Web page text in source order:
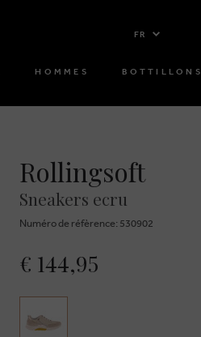
FR
HOMMES BOTTILLONS
Rollingsoft
Sneakers ecru
Numéro de réfèrence: 530902
€ 144,95